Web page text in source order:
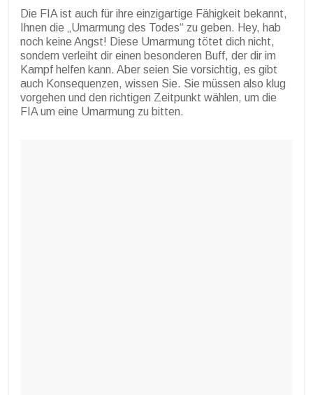
Die FIA ist auch für ihre einzigartige Fähigkeit bekannt,
Ihnen die „Umarmung des Todes“ zu geben. Hey, hab
noch keine Angst! Diese Umarmung tötet dich nicht,
sondern verleiht dir einen besonderen Buff, der dir im
Kampf helfen kann. Aber seien Sie vorsichtig, es gibt
auch Konsequenzen, wissen Sie. Sie müssen also klug
vorgehen und den richtigen Zeitpunkt wählen, um die
FIA um eine Umarmung zu bitten.